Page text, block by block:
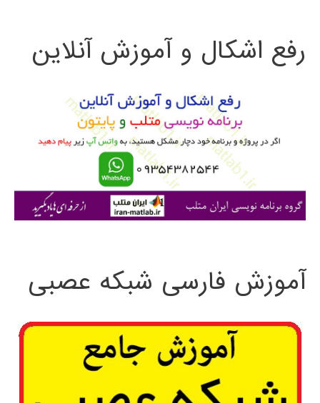
ج
ی
رفع اشکال و آموزش آنلاین
آموزش فارسی شبکه عصبی